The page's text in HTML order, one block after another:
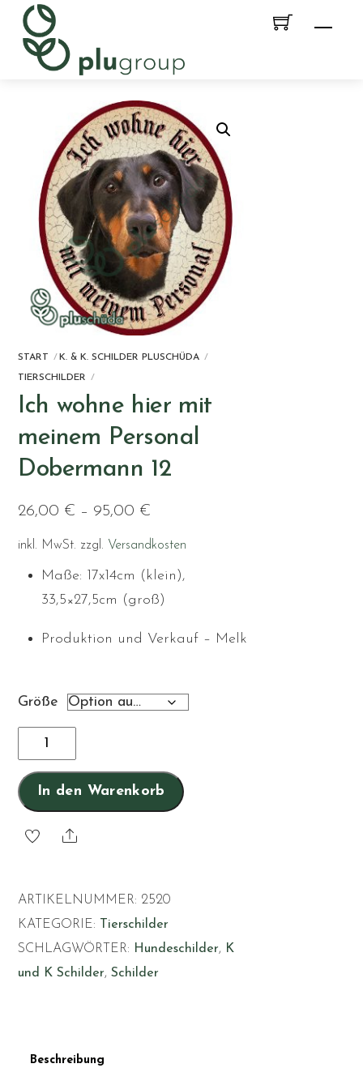
Skip
content
START K. & K. SCHILDER PLUSCHÜDA
TIERSCHILDER
Ich wohne hier mit
meinem Personal
Dobermann 12
26,00 € – 95,00 €
inkl. MwSt. zzgl. Versandkosten
Maße: 17x14cm (klein),
33,5×27,5cm (groß)
Produktion und Verkauf – Melk
Größe
wohne
hier
mit
meinem
12
Menge
In den Warenkorb
Share
ARTIKELNUMMER: 2520
KATEGORIE:
Tierschilder
SCHLAGWÖRTER: Hundeschilder, K
und K Schilder,Schilder
Beschreibung